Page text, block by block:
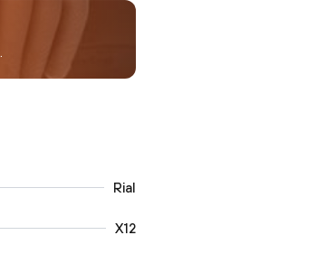
Rial
X12